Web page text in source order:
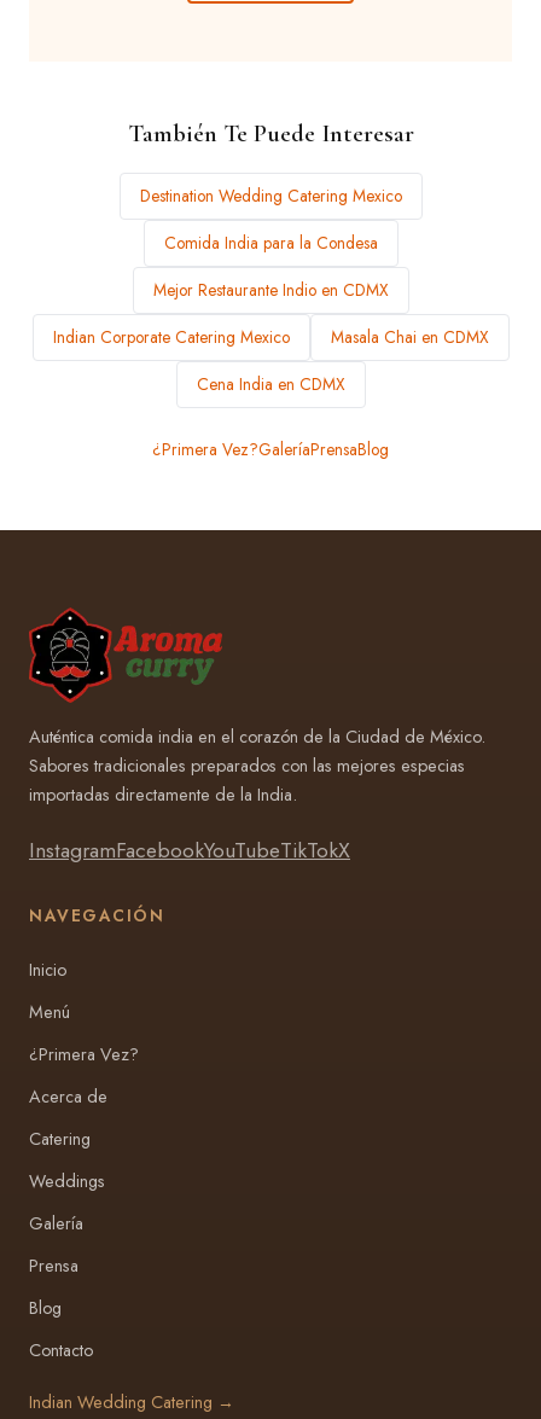
También Te Puede Interesar
Destination Wedding Catering Mexico
Comida India para la Condesa
Mejor Restaurante Indio en CDMX
Indian Corporate Catering Mexico
Masala Chai en CDMX
Cena India en CDMX
¿Primera Vez?GaleríaPrensaBlog
Auténtica comida india en el corazón de la Ciudad de México.
Sabores tradicionales preparados con las mejores especias
importadas directamente de la India.
InstagramFacebookYouTubeTikTokX
NAVEGACIÓN
Inicio
Menú
¿Primera Vez?
Acerca de
Catering
Weddings
Galería
Prensa
Blog
Contacto
Indian Wedding Catering →